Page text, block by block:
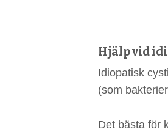
Hjälp vid
Idiopatisk
(som
Det bästa för